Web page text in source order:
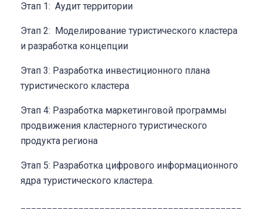
Этап 1: Аудит территории
Этап 2: Моделирование туристического кластера
и разработка концепции
Этап 3: Разработка инвестиционного плана
туристического кластера
Этап 4: Разработка маркетинговой программы
продвижения кластерного туристического
продукта региона
Этап 5: Разработка цифрового информационного
ядра туристического кластера.